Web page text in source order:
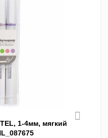
1-4мм, мягкий